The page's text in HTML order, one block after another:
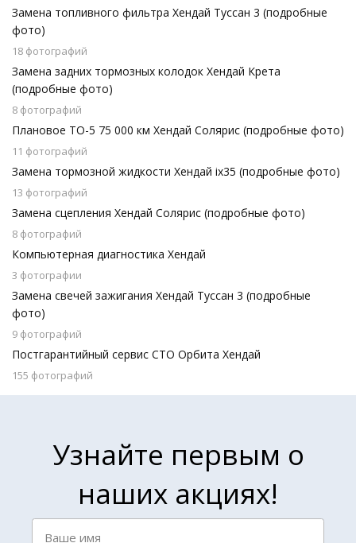
Замена топливного фильтра Хендай Туссан 3 (подробные
фото)
18 фотографий
Замена задних тормозных колодок Хендай Крета
(подробные фото)
8 фотографий
Плановое ТО-5 75 000 км Хендай Солярис (подробные фото)
11 фотографий
Замена тормозной жидкости Хендай ix35 (подробные фото)
13 фотографий
Замена сцепления Хендай Солярис (подробные фото)
8 фотографий
Компьютерная диагностика Хендай
3 фотографии
Замена свечей зажигания Хендай Туссан 3 (подробные
фото)
9 фотографий
Постгарантийный сервис СТО Орбита Хендай
155 фотографий
Узнайте первым о
наших акциях!